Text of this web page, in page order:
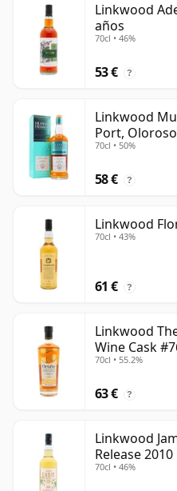
Linkwood
años
70cl • 46%
53 € ?
Linkwood
Port, Oloroso
70cl • 50%
58 € ?
Linkwood
70cl • 43%
61 € ?
Linkwood
Wine Cask
70cl • 55.2%
63 € ?
Linkwood
Release
70cl • 46%